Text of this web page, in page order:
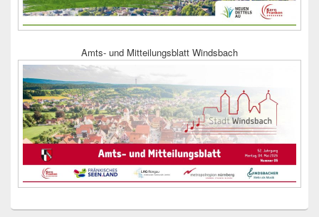
Amts- und Mitteilungsblatt Windsbach